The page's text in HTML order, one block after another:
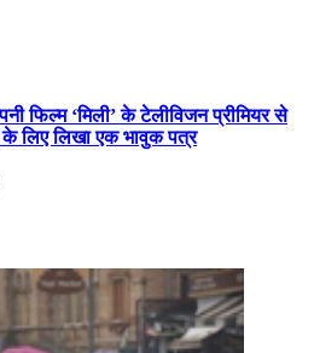
फिल्म ‘मिली’ के टेलीविजन प्रीमियर से
लिए लिखा एक भावुक पत्र